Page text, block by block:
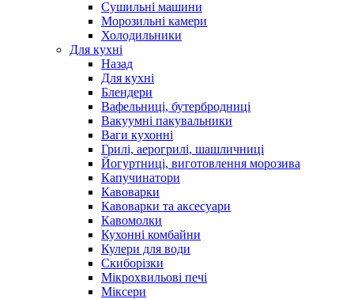
Сушильні машини
Морозильні камери
Холодильники
Для кухні
Назад
Для кухні
Блендери
Вафельниці, бутербродниці
Вакуумні пакувальники
Ваги кухонні
Грилі, аерогрилі, шашличниці
Йогуртниці, виготовлення морозива
Капучинатори
Кавоварки
Кавоварки та аксесуари
Кавомолки
Кухонні комбайни
Кулери для води
Скиборізки
Мікрохвильові печі
Міксери